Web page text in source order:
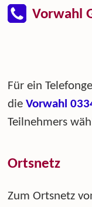
Vorwahl
Für ein
dieVorwahl
Teilnehmers
Ortsnetz
Zum Ortsnetz